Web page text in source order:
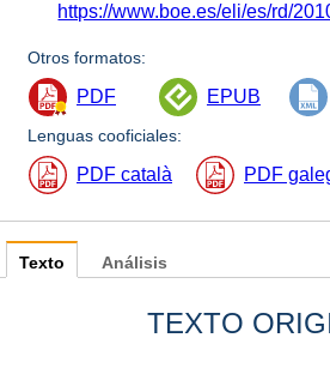
https://www.boe.es/eli/es/rd/
Otros formatos:
PDF EPUB
Lenguas cooficiales:
PDF català PDF
Texto
TEXTO
Análisis